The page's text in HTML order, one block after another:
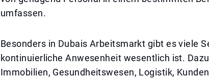
umfassen.
Besonders in Dubais Arbeitsmarkt gibt es viele
kontinuierliche Anwesenheit wesentlich ist.
Immobilien, Gesundheitswesen, Logistik,